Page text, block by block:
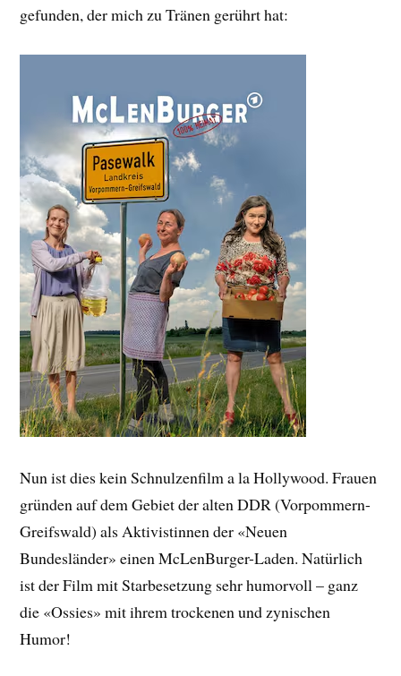
gefunden, der mich zu Tränen gerührt hat:
Nun ist dies kein Schnulzenfilm a la Hollywood. Frauen
gründen auf dem Gebiet der alten DDR (Vorpommern-
Greifswald) als Aktivistinnen der «Neuen
Bundesländer» einen McLenBurger-Laden. Natürlich
ist der Film mit Starbesetzung sehr humorvoll – ganz
die «Ossies» mit ihrem trockenen und zynischen
Humor!